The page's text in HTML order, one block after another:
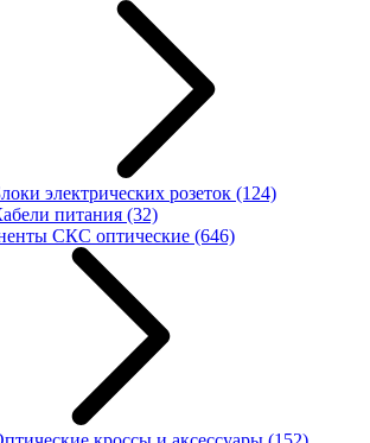
электрических розеток (124)
питания (32)
СКС оптические (646)